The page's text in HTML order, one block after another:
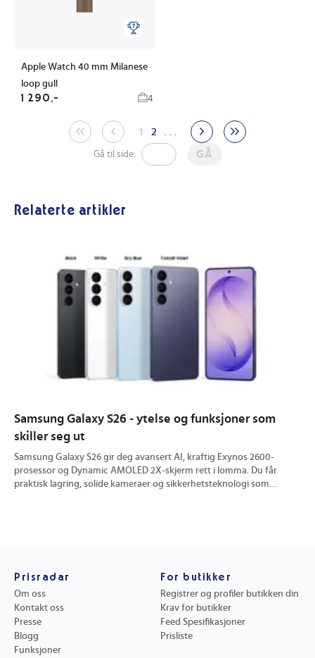
Apple Watch 40 mm Milanese
loop gull
1 290,- 4
1 2
Gå til side: GÅ
Relaterte artikler
Samsung Galaxy S26 - ytelse og funksjoner som
skiller seg ut
Samsung Galaxy S26 gir deg avansert AI, kraftig Exynos 2600-
prosessor og Dynamic AMOLED 2X-skjerm rett i lomma. Du får
praktisk lagring, solide kameraer og sikkerhetsteknologi som
Prisradar
Om oss
Kontakt oss
Presse
Blogg
Funksjoner
For butikker
Registrer og profiler butikken din
Krav for butikker
Feed Spesifikasjoner
Prisliste